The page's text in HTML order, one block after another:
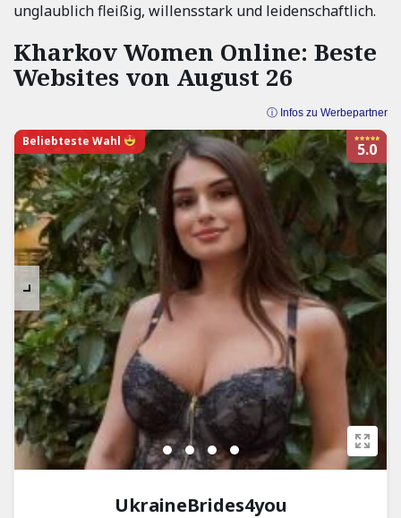
unglaublich fleißig, willensstark und leidenschaftlich.
Kharkov Women Online: Beste
Websites von August 26
ⓘ Infos zu Werbepartner
5.0
Beliebteste Wahl
UkraineBrides4you